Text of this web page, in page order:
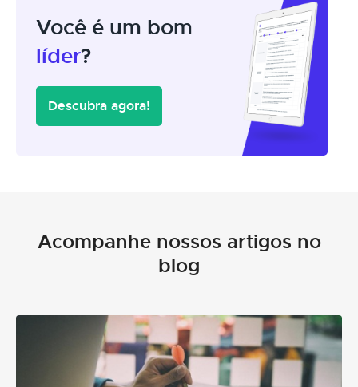
Você é um bom
líder?
Descubra agora!
Acompanhe nossos artigos no
blog